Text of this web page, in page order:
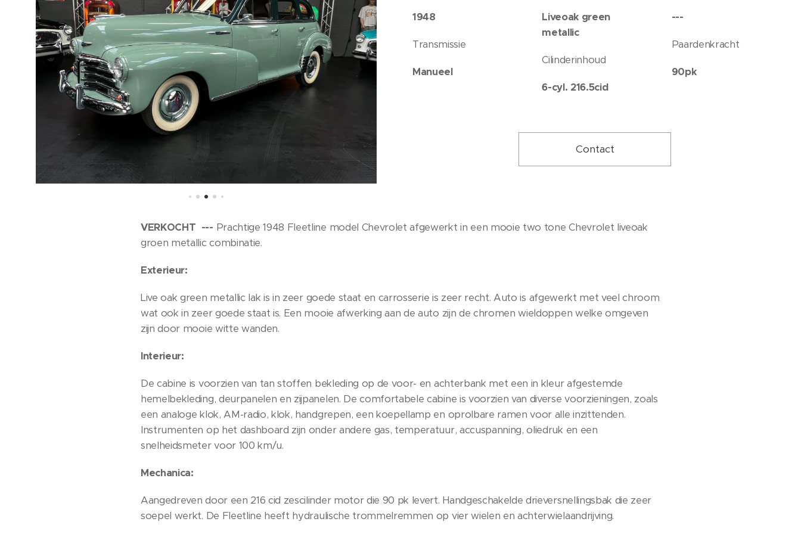
1948
Transmissie
Manueel
Liveoak green
metallic
Cilinderinhoud
6-cyl. 216.5cid
---
Paardenkracht
90pk
Contact
VERKOCHT --- Prachtige 1948 Fleetline model Chevrolet afgewerkt in een mooie two tone Chevrolet liveoak
groen metallic combinatie.
Exterieur:
Live oak green metallic lak is in zeer goede staat en carrosserie is zeer recht. Auto is afgewerkt met veel chroom
wat ook in zeer goede staat is. Een mooie afwerking aan de auto zijn de chromen wieldoppen welke omgeven
zijn door mooie witte wanden.
Interieur:
De cabine is voorzien van tan stoffen bekleding op de voor- en achterbank met een in kleur afgestemde
hemelbekleding, deurpanelen en zijpanelen. De comfortabele cabine is voorzien van diverse voorzieningen, zoals
een analoge klok, AM-radio, klok, handgrepen, een koepellamp en oprolbare ramen voor alle inzittenden.
Instrumenten op het dashboard zijn onder andere gas, temperatuur, accuspanning, oliedruk en een
snelheidsmeter voor 100 km/u.
Mechanica:
Aangedreven door een 216 cid zescilinder motor die 90 pk levert. Handgeschakelde drieversnellingsbak die zeer
soepel werkt. De Fleetline heeft hydraulische trommelremmen op vier wielen en achterwielaandrijving.